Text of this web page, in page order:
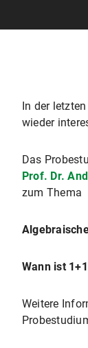
In der
wieder
Das
Prof. Dr.
zum Thema
Wann ist
Weitere